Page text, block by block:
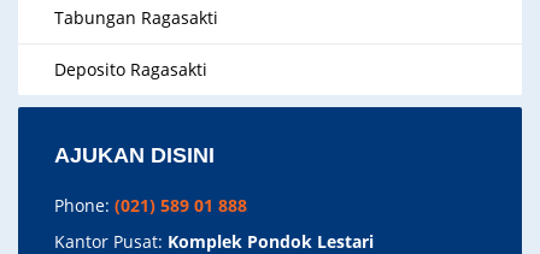
Tabungan Ragasakti
Deposito Ragasakti
AJUKAN DISINI
Phone: (021) 589 01 888
Kantor Pusat: Komplek Pondok Lestari